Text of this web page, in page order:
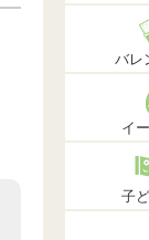
バレ
イ
子